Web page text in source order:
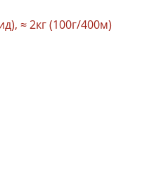
≈ 2кг (100г/400м)